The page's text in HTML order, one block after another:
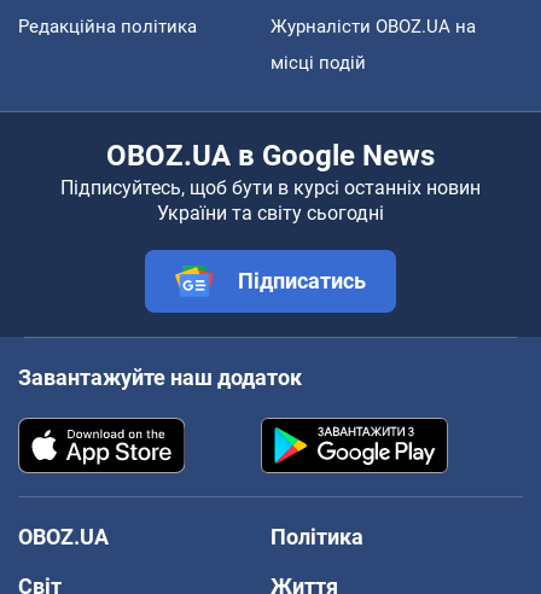
Редакційна політика
Журналісти OBOZ.UA на
місці подій
OBOZ.UA в Google News
Підписуйтесь, щоб бути в курсі останніх новин
України та світу сьогодні
Підписатись
Завантажуйте наш додаток
OBOZ.UA
Політика
Світ
Життя